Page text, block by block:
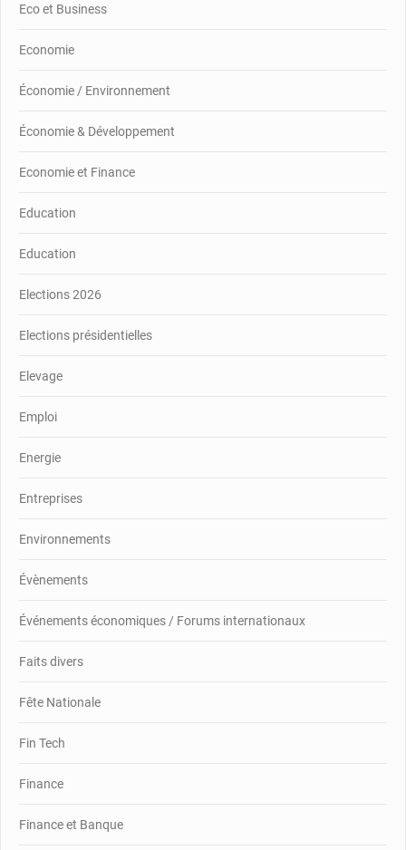
Eco et Business
Economie
Économie / Environnement
Économie & Développement
Economie et Finance
Education
Education
Elections 2026
Elections présidentielles
Elevage
Emploi
Energie
Entreprises
Environnements
Évènements
Événements économiques / Forums internationaux
Faits divers
Fête Nationale
Fin Tech
Finance
Finance et Banque